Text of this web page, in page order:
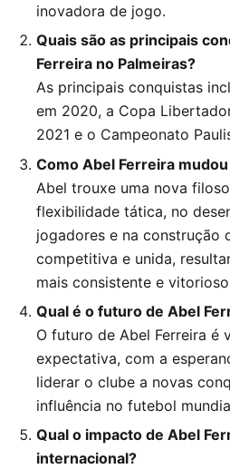
inovadora de jogo.
Quais são as principais
Ferreira no Palmeiras?
As principais conquistas
em 2020, a Copa
2021 e o Campeonato
Como Abel Ferreira
Abel trouxe uma nova
flexibilidade tática, no
jogadores e na construção
competitiva e unida,
mais consistente e
Qual é o futuro de Abel
O futuro de Abel Ferreira é
expectativa, com a
liderar o clube a novas
influência no futebol
Qual o impacto de Abel
internacional?